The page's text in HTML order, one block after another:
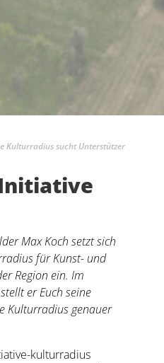
Kulturradius sucht Unterstützer
Max Koch setzt sich
für Kunst- und
Region ein. Im
er Euch seine
Kulturradius genauer